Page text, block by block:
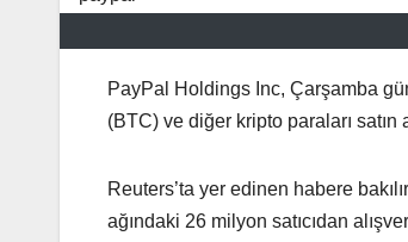
PayPal Holdings Inc, Çarşamba
(BTC) ve diğer kripto paraları satın
Reuters’ta yer edinen habere
ağındaki 26 milyon satıcıdan